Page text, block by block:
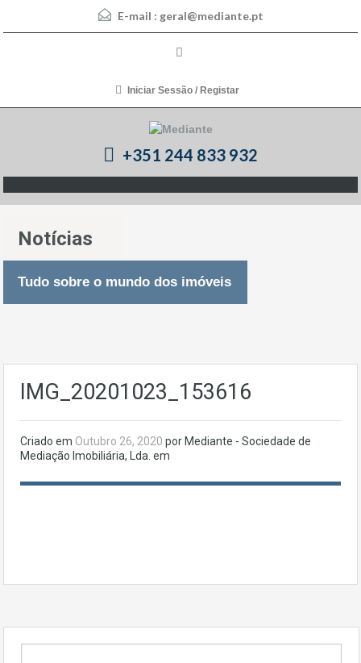
E-mail : geral@mediante.pt
Iniciar Sessão / Registar
+351 244 833 932
Notícias
Tudo sobre o mundo dos imóveis
IMG_20201023_153616
Criado em Outubro 26, 2020 por Mediante - Sociedade de
Mediação Imobiliária, Lda. em